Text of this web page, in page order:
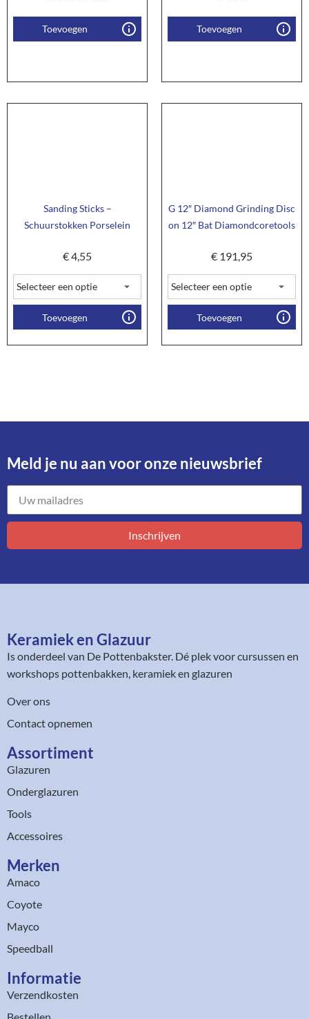
Toevoegen Toevoegen
Sanding Sticks –
Schuurstokken Porselein
€4,55
Toevoegen
G 12″ Diamond Grinding Disc
on 12″ Bat Diamondcoretools
€ 191,95
Toevoegen
Meld je nu aan voor onze nieuwsbrief​
Inschrijven
Keramiek en Glazuur​
Is onderdeel van De Pottenbakster. Dé plek voor cursussen en
workshops pottenbakken, keramiek en glazuren
Over ons
Contact opnemen
Assortiment​
Glazuren
Onderglazuren
Tools
Accessoires
Merken
Amaco
Coyote
Mayco
Speedball
Informatie
Verzendkosten